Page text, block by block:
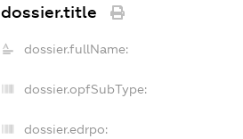
dossier.title
dossier.fullName:
dossier.opfSubType:
dossier.edrpo: